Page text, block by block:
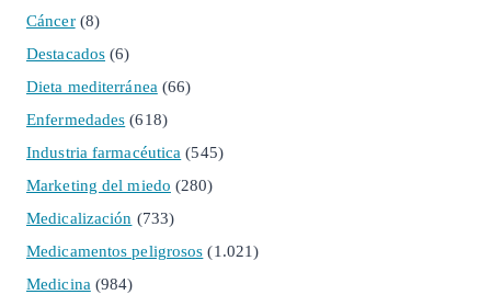
Cáncer(8)
Destacados (6)
Dieta mediterránea (66)
Enfermedades (618)
Industria farmacéutica (545)
Marketing del miedo (280)
Medicalización (733)
Medicamentos peligrosos (1.021)
Medicina (984)